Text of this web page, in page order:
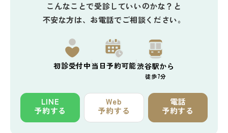
初診受付中当日予約可能渋谷駅から
徒歩7分
LINE
予約する
Web
予約する
電話
予約する
こんなことで受診していいのかな？と
不安な方は、お電話でご相談ください。